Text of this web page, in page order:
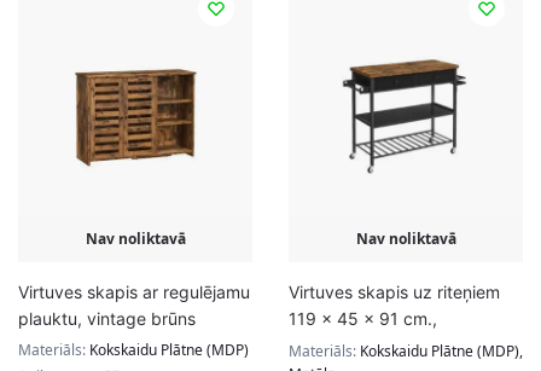
Nav noliktavā
Virtuves skapis ar regulējamu
plauktu, vintage brūns
Materiāls: Kokskaidu Plātne (MDP)
Nav noliktavā
Virtuves skapis uz riteņiem
119 x 45 x 91 cm.,
brūns/melns
Materiāls: Kokskaidu Plātne (MDP),